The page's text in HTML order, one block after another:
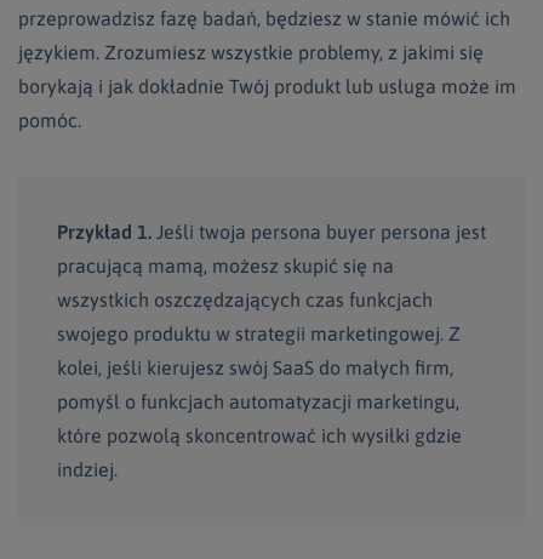
przeprowadzisz fazę badań, będziesz w stanie mówić ich
językiem. Zrozumiesz wszystkie problemy, z jakimi się
borykają i jak dokładnie Twój produkt lub usługa może im
pomóc.
Przykład 1. Jeśli twoja persona buyer persona jest
pracującą mamą, możesz skupić się na
wszystkich oszczędzających czas funkcjach
swojego produktu w strategii marketingowej. Z
kolei, jeśli kierujesz swój SaaS do małych firm,
pomyśl o funkcjach automatyzacji marketingu,
które pozwolą skoncentrować ich wysiłki gdzie
indziej.